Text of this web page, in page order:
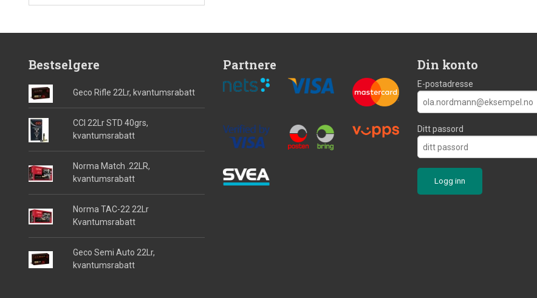
Bestselgere
Geco Rifle 22Lr, kvantumsrabatt
CCI 22Lr STD 40grs,
kvantumsrabatt
Norma Match .22LR,
kvantumsrabatt
Norma TAC-22 22Lr
Kvantumsrabatt
Geco Semi Auto 22Lr,
kvantumsrabatt
Partnere Din konto
E-postadresse
Ditt passord